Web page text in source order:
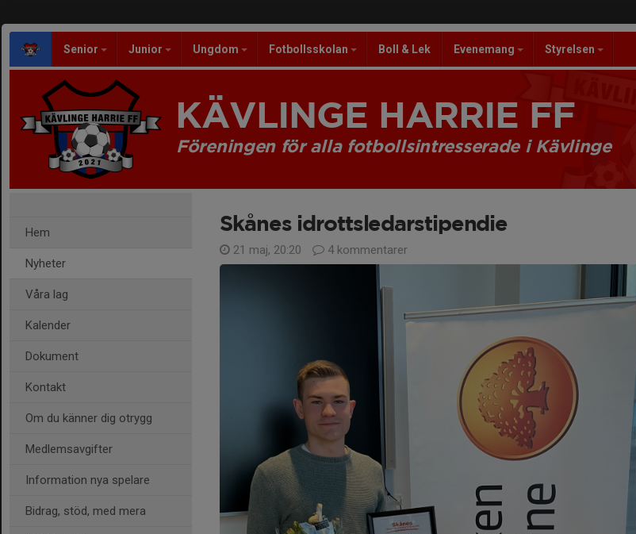
Senior Junior Ungdom Fotbollsskolan Boll & Lek Evenemang Styrelsen
KÄVLINGE HARRIE FF
Föreningen för alla fotbollsintresserade i Kävlinge
Hem
Nyheter
Våra lag
Kalender
Dokument
Kontakt
Om du känner dig otrygg
Medlemsavgifter
Information nya spelare
Bidrag, stöd, med mera
Skånes idrottsledarstipendie
21 maj, 20:20 4 kommentarer